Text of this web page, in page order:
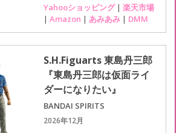
Yahooショッピング| 楽天市場
| Amazon | あみあみ | DMM
S.H.Figuarts 東島丹三郎
『東島丹三郎は仮面ライ
ダーになりたい』
BANDAI SPIRITS
2026年12月